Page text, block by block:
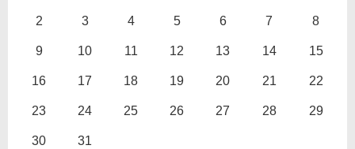
2 3 4 5 6 7 8
9 10 11 12 13 14 15
16 17 18 19 20 21 22
23 24 25 26 27 28 29
30 31